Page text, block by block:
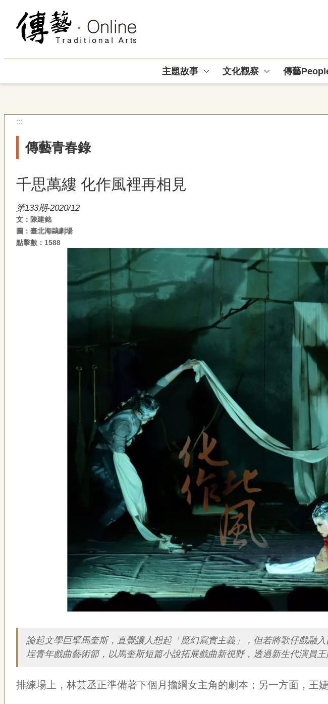
跳到主要內容區塊
主題故事 文化觀察 傳藝
:::
傳藝青春錄
千思萬縷 化作風裡再相見
第133期-2020/12
文：陳建銘
圖：臺北海鷗劇場
點擊數：1588
論起文學巨擘馬奎斯，直覺讓人想起「魔幻寫實主義」，但若將歌仔戲融
埕青年戲曲藝術節，以馬奎斯短篇小說拓展戲曲新視野，透過新生代演員
排練場上，林芸丞正準備著下個月擔綱女主角的劇本；另一方面，王